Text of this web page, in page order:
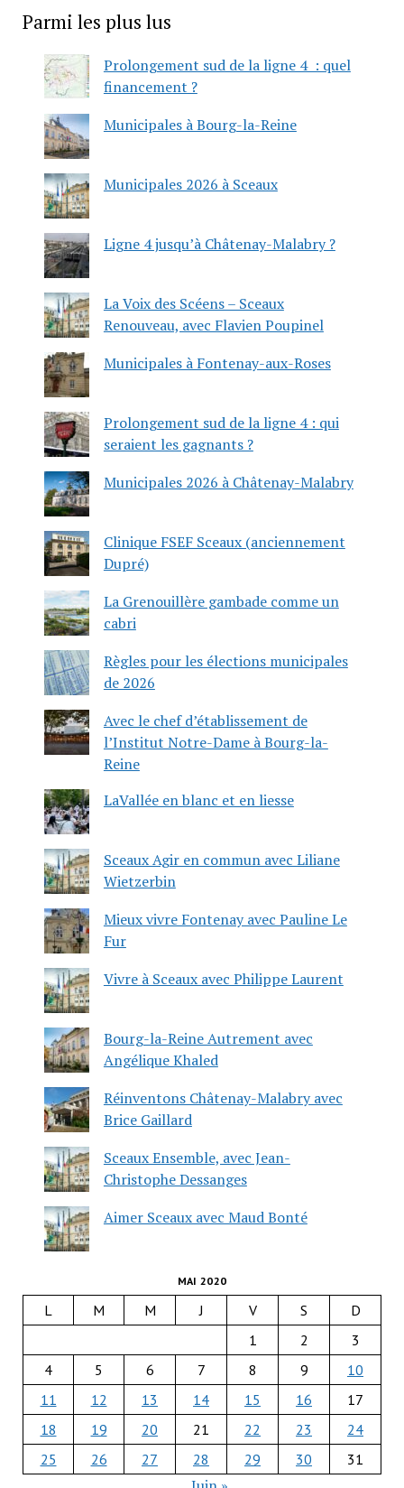
Parmi les plus lus
Prolongement sud de la ligne 4 : quel
financement ?
Municipales à Bourg-la-Reine
Municipales 2026 à Sceaux
Ligne 4 jusqu’à Châtenay-Malabry ?
La Voix des Scéens – Sceaux
Renouveau, avec Flavien Poupinel
Municipales à Fontenay-aux-Roses
Prolongement sud de la ligne 4 : qui
seraient les gagnants ?
Municipales 2026 à Châtenay-Malabry
Clinique FSEF Sceaux (anciennement
Dupré)
La Grenouillère gambade comme un
cabri
Règles pour les élections municipales
de 2026
Avec le chef d’établissement de
l’Institut Notre-Dame à Bourg-la-
Reine
LaVallée en blanc et en liesse
Sceaux Agir en commun avec Liliane
Wietzerbin
Mieux vivre Fontenay avec Pauline Le
Fur
Vivre à Sceaux avec Philippe Laurent
Bourg-la-Reine Autrement avec
Angélique Khaled
Réinventons Châtenay-Malabry avec
Brice Gaillard
Sceaux Ensemble, avec Jean-
Christophe Dessanges
Aimer Sceaux avec Maud Bonté
MAI 2020
L M M J V S
D
1
2
3
4
5 6 7 8 9
10
11
12 13 14 15 16
17
18
19 20 21 22 23
24
25
26 27 28 29 30 31